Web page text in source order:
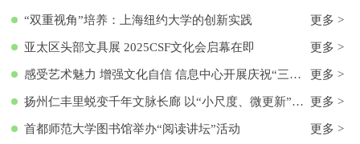
“双重视角”培养：上海纽约大学的创新实践 更多 >
亚太区头部文具展 2025CSF文化会启幕在即 更多 >
感受艺术魅力 增强文化自信 信息中心开展庆祝“三八”国际妇女节活动 更多 >
扬州仁丰里蜕变千年文脉长廊 以“小尺度、微更新”实现古今交融 更多 >
首都师范大学图书馆举办“阅读讲坛”活动 更多 >